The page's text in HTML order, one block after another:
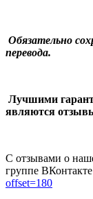
Обязательно
перевода.
Лучшими
являются
С отзывами о
группе ВКонтакте
offset=180